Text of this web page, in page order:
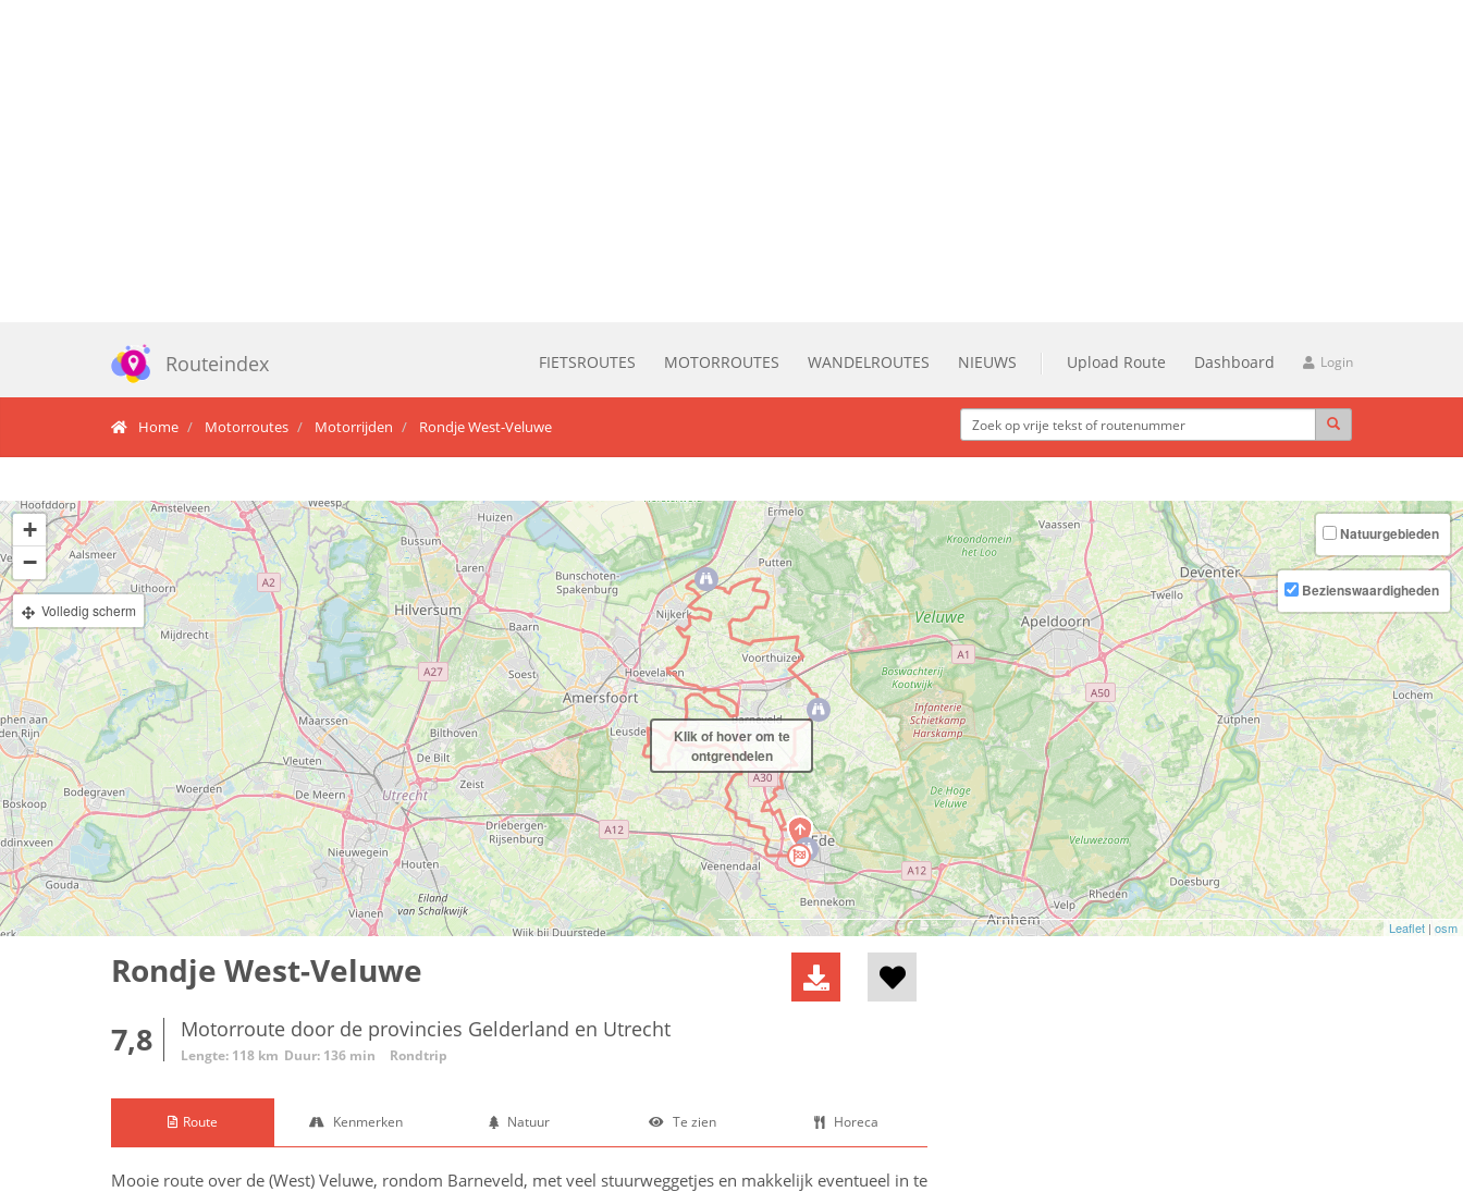
Routeindex FIETSROUTES MOTORROUTES WANDELROUTES NIEUWS Upload Route Dashboard Login
Home Motorroutes Motorrijden Rondje West-Veluwe
+
−
Volledig scherm
Natuurgebieden
Bezienswaardigheden
Leaflet | osm
Klik of hover om te
ontgrendelen
Rondje West-Veluwe
7,8 Motorroute door de provincies Gelderland en Utrecht
Lengte: 118 km Duur: 136 min Rondtrip
Route Kenmerken Natuur Te zien Horeca
Mooie route over de (West) Veluwe, rondom Barneveld, met veel stuurweggetjes en makkelijk eventueel in te